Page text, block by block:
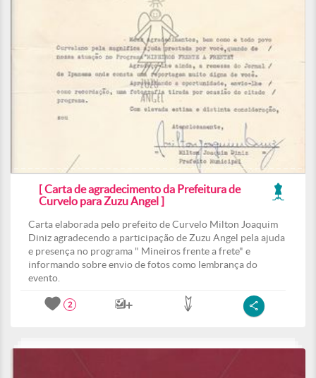
[ Carta de agradecimento da Prefeitura de
Curvelo para Zuzu Angel ]
Carta elaborada pelo prefeito de Curvelo Milton Joaquim
Diniz agradecendo a participação de Zuzu Angel pela ajuda
e presença no programa " Mineiros frente a frete" e
informando sobre envio de fotos como lembrança do
evento.
2